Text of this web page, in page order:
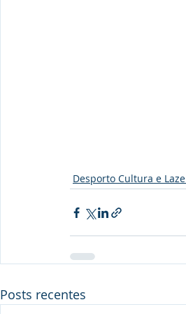
Desporto Cultura e
Posts recentes